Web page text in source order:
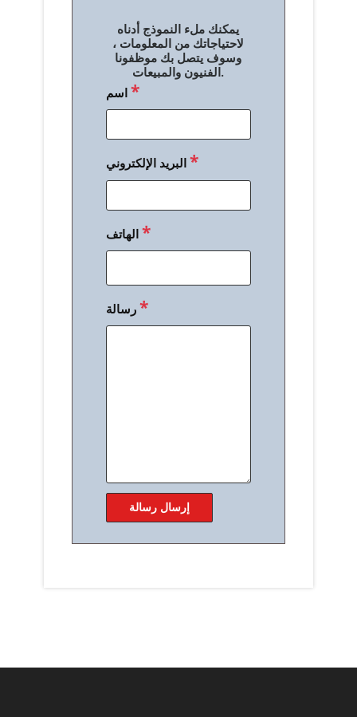
يمكنك ملء النموذج أدناه
لاحتياجاتك من المعلومات ،
وسوف يتصل بك موظفونا
الفنيون والمبيعات.
اسم*
البريد الإلكتروني*
الهاتف*
رسالة*